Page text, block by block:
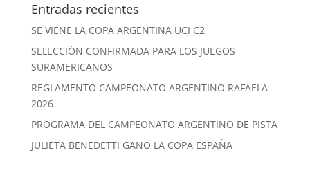
Entradas recientes
SE VIENE LA COPA ARGENTINA UCI C2
SELECCIÓN CONFIRMADA PARA LOS JUEGOS
SURAMERICANOS
REGLAMENTO CAMPEONATO ARGENTINO RAFAELA
2026
PROGRAMA DEL CAMPEONATO ARGENTINO DE PISTA
JULIETA BENEDETTI GANÓ LA COPA ESPAÑA